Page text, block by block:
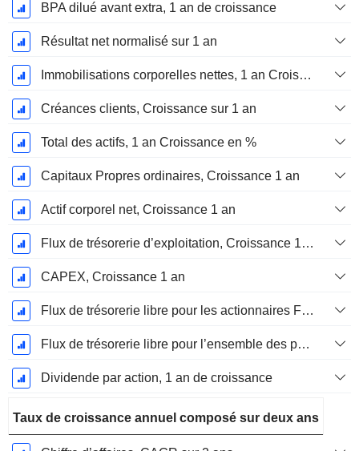
BPA dilué avant extra, 1 an de croissance
Résultat net normalisé sur 1 an
Immobilisations corporelles nettes, 1 an Croissance
Créances clients, Croissance sur 1 an
Total des actifs, 1 an Croissance en %
Capitaux Propres ordinaires, Croissance 1 an
Actif corporel net, Croissance 1 an
Flux de trésorerie d’exploitation, Croissance 1 an
CAPEX, Croissance 1 an
Flux de trésorerie libre pour les actionnaires FCFE, Croissance 1 an
Flux de trésorerie libre pour l’ensemble des pourvoyeurs de fonds (créanciers et actionnaires) FCFF, Croissance 1 an
Dividende par action, 1 an de croissance
Taux de croissance annuel composé sur deux ans